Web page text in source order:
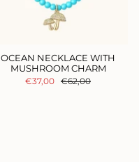
OCEAN NECKLACE WITH
MUSHROOM CHARM
€37,00 €62,00